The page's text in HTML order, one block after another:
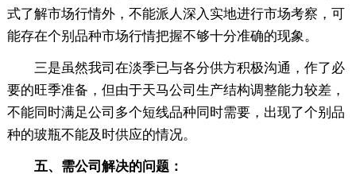
式了解市场行情外，不能派人深入实地进行市场考察，可
能存在个别品种市场行情把握不够十分准确的现象。
三是虽然我司在淡季已与各分供方积极沟通，作了必
要的旺季准备，但由于天马公司生产结构调整能力较差，
不能同时满足公司多个短线品种同时需要，出现了个别品
种的玻瓶不能及时供应的情况。
五、需公司解决的问题：